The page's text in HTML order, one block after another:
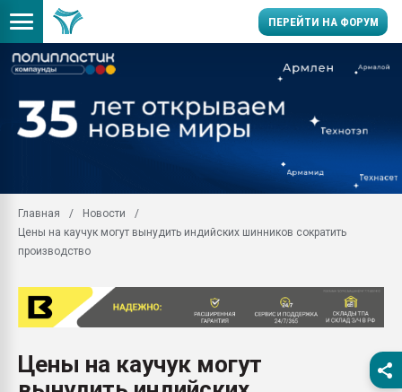
ПЕРЕЙТИ НА ФОРУМ
производство SPC
заводу пластмасс"
28.07.2026
первый план в
28.07.2026
ситуацией на
Главная
Новости
Цены на каучук могут вынудить индийских шинников сократить
производство
Цены на каучук могут